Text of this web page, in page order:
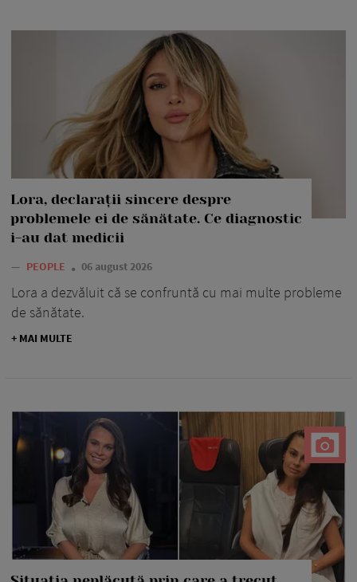
Lora, declarații sincere despre
problemele ei de sănătate. Ce diagnostic
i-au dat medicii
— PEOPLE 06 august 2026
Lora a dezvăluit că se confruntă cu mai multe probleme
de sănătate.
+ MAI MULTE